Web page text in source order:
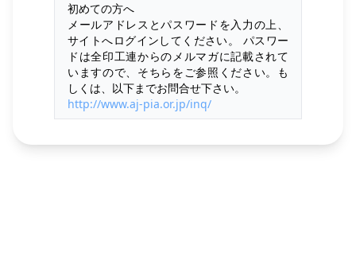
初めての方へ
メールアドレスとパスワードを入力の上、
サイトへログインしてください。 パスワー
ドは全印工連からのメルマガに記載されて
いますので、そちらをご参照ください。も
しくは、以下までお問合せ下さい。
http://www.aj-pia.or.jp/inq/